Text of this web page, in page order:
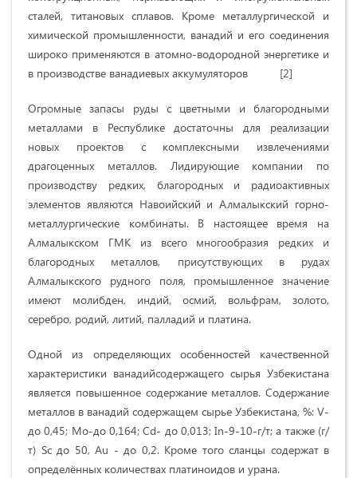
сталей, титановых сплавов. Кроме металлургической и
химической промышленности, ванадий и его соединения
широко применяются в атомно-водородной энергетике и
в производстве ванадиевых аккумуляторов [2]
Огромные запасы руды с цветными и благородными
металлами в Республике достаточны для реализации
новых проектов с комплексными извлечениями
драгоценных металлов. Лидирующие компании по
производству редких, благородных и радиоактивных
элементов являются Навоийский и Алмалыкский горно-
металлургические комбинаты. В настоящее время на
Алмалыкском ГМК из всего многообразия редких и
благородных металлов, присутствующих в рудах
Алмалыкского рудного поля, промышленное значение
имеют молибден, индий, осмий, вольфрам, золото,
серебро, родий, литий, палладий и платина.
Одной из определяющих особенностей качественной
характеристики ванадийсодержащего сырья Узбекистана
является повышенное содержание металлов. Содержание
металлов в ванадий содержащем сырье Узбекистана, %: V-
до 0,45; Мо-до 0,164; Cd- до 0,013; In-9-10-г/т; а также (г/
т) Sc до 50, Au - до 0,2. Кроме того сланцы содержат в
определённых количествах платиноидов и урана.